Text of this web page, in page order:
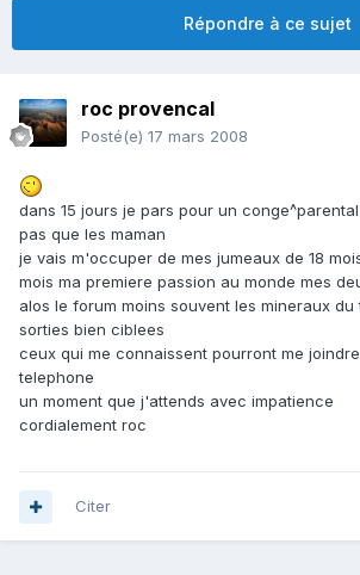
Répondre à ce sujet
roc provencal
Posté(e) 17 mars 2008
dans 15 jours je pars pour un
pas que les maman
je vais m'occuper de mes jumeaux de 18
mois ma premiere passion au monde mes
alos le forum moins souvent les mineraux
sorties bien ciblees
ceux qui me connaissent pourront me
telephone
un moment que j'attends avec impatience
cordialement roc
Citer